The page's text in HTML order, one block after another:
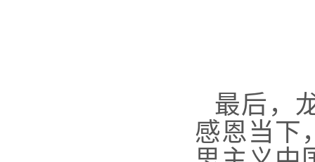
最后，
感恩当下